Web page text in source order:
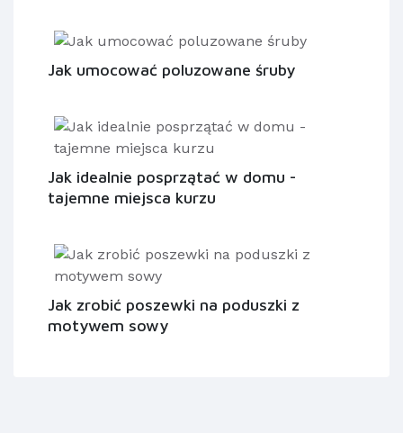
Jak umocować poluzowane śruby
Jak idealnie posprzątać w domu -
tajemne miejsca kurzu
Jak zrobić poszewki na poduszki z
motywem sowy